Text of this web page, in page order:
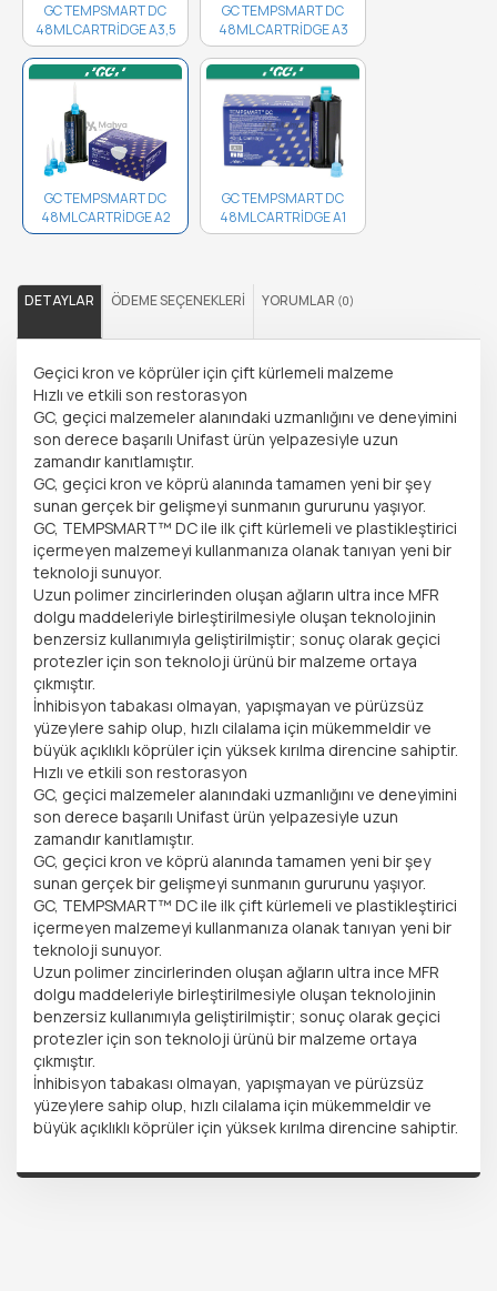
GC TEMPSMART DC
48ML CARTRİDGE A3,5
10001476 ..
GC TEMPSMART DC
48ML CARTRİDGE A3
10001475 ..
GC TEMPSMART DC
48ML CARTRİDGE A2
10001474 ..
GC TEMPSMART DC
48ML CARTRİDGE A1
10001473 ..
DETAYLAR ÖDEME SEÇENEKLERI YORUMLAR (0)
Geçici kron ve köprüler için çift kürlemeli malzeme
Hızlı ve etkili son restorasyon
GC, geçici malzemeler alanındaki uzmanlığını ve deneyimini
son derece başarılı Unifast ürün yelpazesiyle uzun
zamandır kanıtlamıştır.
GC, geçici kron ve köprü alanında tamamen yeni bir şey
sunan gerçek bir gelişmeyi sunmanın gururunu yaşıyor.
GC, TEMPSMART™ DC ile ilk çift kürlemeli ve plastikleştirici
içermeyen malzemeyi kullanmanıza olanak tanıyan yeni bir
teknoloji sunuyor.
Uzun polimer zincirlerinden oluşan ağların ultra ince MFR
dolgu maddeleriyle birleştirilmesiyle oluşan teknolojinin
benzersiz kullanımıyla geliştirilmiştir; sonuç olarak geçici
protezler için son teknoloji ürünü bir malzeme ortaya
çıkmıştır.
İnhibisyon tabakası olmayan, yapışmayan ve pürüzsüz
yüzeylere sahip olup, hızlı cilalama için mükemmeldir ve
büyük açıklıklı köprüler için yüksek kırılma direncine sahiptir.
Hızlı ve etkili son restorasyon
GC, geçici malzemeler alanındaki uzmanlığını ve deneyimini
son derece başarılı Unifast ürün yelpazesiyle uzun
zamandır kanıtlamıştır.
GC, geçici kron ve köprü alanında tamamen yeni bir şey
sunan gerçek bir gelişmeyi sunmanın gururunu yaşıyor.
GC, TEMPSMART™ DC ile ilk çift kürlemeli ve plastikleştirici
içermeyen malzemeyi kullanmanıza olanak tanıyan yeni bir
teknoloji sunuyor.
Uzun polimer zincirlerinden oluşan ağların ultra ince MFR
dolgu maddeleriyle birleştirilmesiyle oluşan teknolojinin
benzersiz kullanımıyla geliştirilmiştir; sonuç olarak geçici
protezler için son teknoloji ürünü bir malzeme ortaya
çıkmıştır.
İnhibisyon tabakası olmayan, yapışmayan ve pürüzsüz
yüzeylere sahip olup, hızlı cilalama için mükemmeldir ve
büyük açıklıklı köprüler için yüksek kırılma direncine sahiptir.